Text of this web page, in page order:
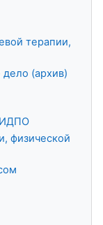
терапии,
(архив)
ИДПО
физической